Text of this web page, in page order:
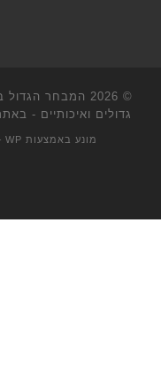
© 2026
המבחר הגדול
גדולים ואיכותיים -
מונע באמצעות WP